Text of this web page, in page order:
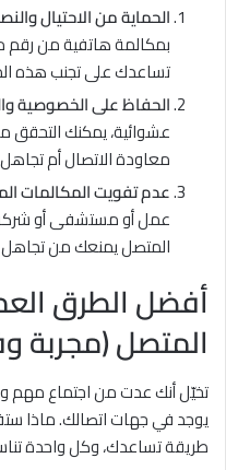
الحماية من الاحتيال
بمكالمة هاتفية من
تساعدك على تجنب هذه
الحفاظ على الخصوصية
عشوائية، يمكنك التحقق
معاودة الاتصال أم تجاهل
عدم تفويت المكالمات
عمل أو مستشفى أو
المتصل يمنعك من
أفضل الطرق
المتصل (مجربة
تخيّل أنك عدت من اجتماع مهم
يوجد في جهات اتصالك. ماذا
طريقة تساعدك، وكل واحدة